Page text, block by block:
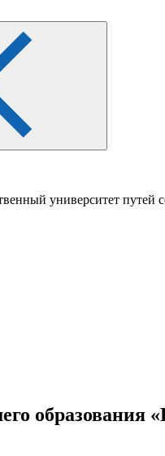
университет путей
образования